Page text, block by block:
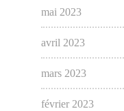
mai 2023
avril 2023
mars 2023
février 2023